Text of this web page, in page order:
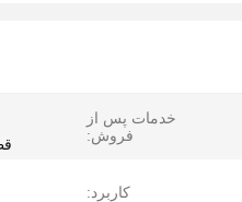
خدمات پس از
فروش:
کاربرد: